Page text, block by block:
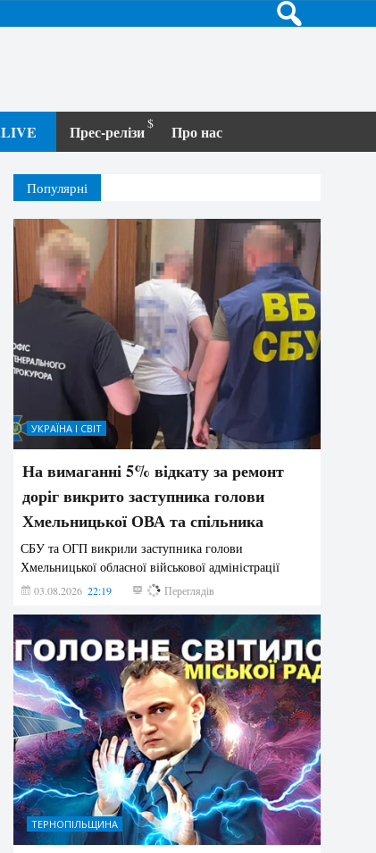
Прес-релізи Про нас
Популярні
УКРАЇНА І СВІТ
На вимаганні 5% відкату за ремонт
доріг викрито заступника голови
Хмельницької ОВА та спільника
СБУ та ОГП викрили заступника голови
Хмельницької обласної військової адміністрації
03.08.2026 22:19 870 Переглядів
ТЕРНОПІЛЬЩИНА